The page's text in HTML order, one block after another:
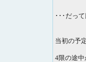
･･･だっ
当初の予
4限の途